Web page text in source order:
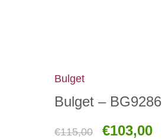
Bulget
Bulget – BG9286
€115,00 €103,00